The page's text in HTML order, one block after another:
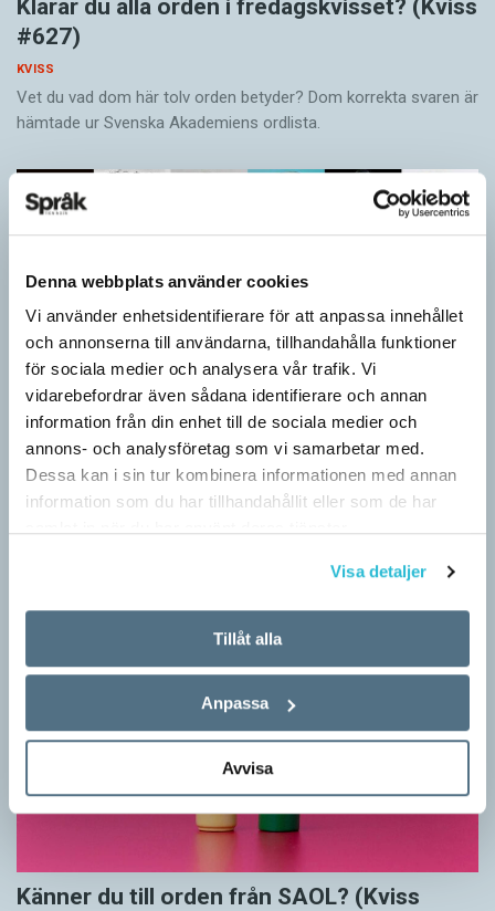
Denna webbplats använder cookies
Vi använder enhetsidentifierare för att anpassa innehållet
och annonserna till användarna, tillhandahålla funktioner
för sociala medier och analysera vår trafik. Vi
vidarebefordrar även sådana identifierare och annan
information från din enhet till de sociala medier och
annons- och analysföretag som vi samarbetar med.
Dessa kan i sin tur kombinera informationen med annan
information som du har tillhandahållit eller som de har
Visa detaljer
Tillåt alla
Anpassa
Avvisa
Klarar du alla orden i fredagskvisset? (Kviss
#627)
KVISS
Vet du vad dom här tolv orden betyder? Dom korrekta svaren är
hämtade ur Svenska Akademiens ordlista.
Vilket språk är detta? (Kviss #626)
författare på tolv olika språk hämtade från Wikipedia. Men vilka
Känner du till orden från SAOL? (Kviss